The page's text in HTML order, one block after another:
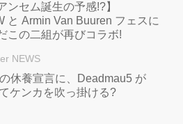
ンセム誕生の予感!?】
と Armin Van Buuren フェスに
この二組が再びコラボ!
NEWS
休養宣言に、Deadmau5 が
ケンカを吹っ掛ける?